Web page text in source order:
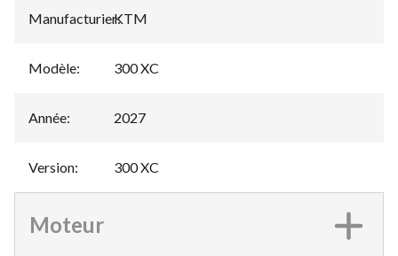
Manufacturier:
KTM
Modèle: 300 XC
Année: 2027
Version: 300 XC
Moteur